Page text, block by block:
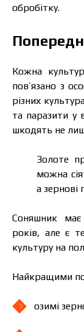
обробітку.
Кожна
пов’язано з
різних
та паразити у
шкодять не
Золоте
можна
а зернові
Соняшник має
років, але є
культуру на
Найкращими
озимі